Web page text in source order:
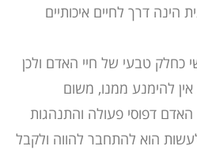
הינה דרך לחיים איכותיים
כחלק טבעי של חיי האדם ולכן
להימנע ממנו, משום
דפוסי פעולה והתנהגות
הוא להתחבר להווה ולקבל